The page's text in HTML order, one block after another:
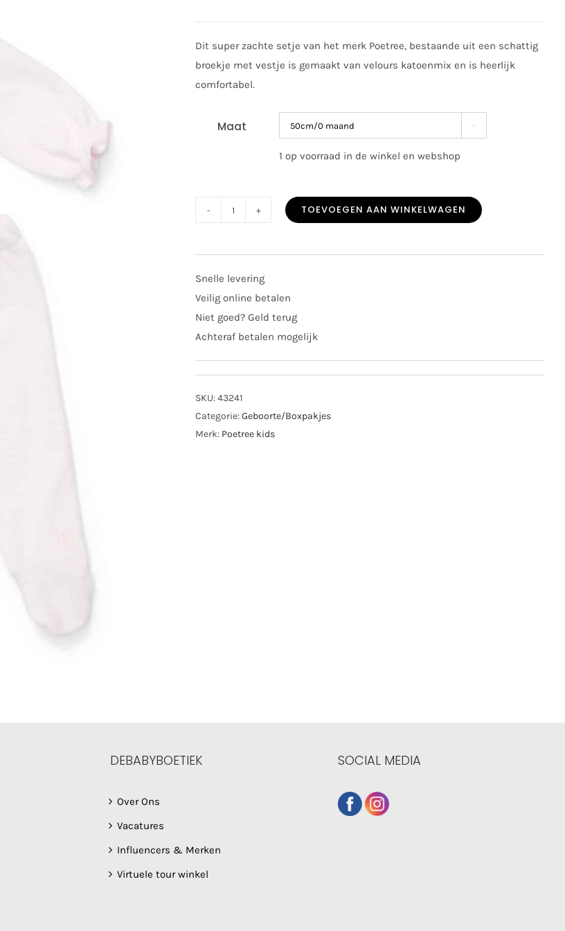
Dit super zachte setje van het merk Poetree, bestaande uit een schattig
broekje met vestje is gemaakt van velours katoenmix en is heerlijk
comfortabel.
Maat 
1 op voorraad in de winkel en webshop
delige
set
velours
lichtroze
aantal
TOEVOEGEN AAN WINKELWAGEN
Snelle levering
Veilig online betalen
Niet goed? Geld terug
Achteraf betalen mogelijk
SKU:43241
Categorie:Geboorte/Boxpakjes
Merk: Poetree kids
DEBABYBOETIEK
Over Ons
Vacatures
Influencers & Merken
Virtuele tour winkel
SOCIAL MEDIA